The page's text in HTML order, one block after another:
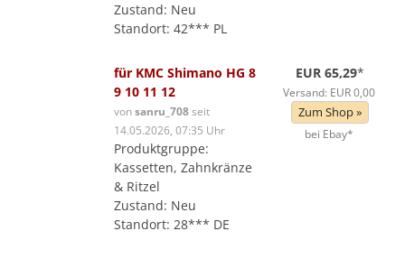
Zustand: Neu
Standort: 42*** PL
für KMC Shimano HG 8
9 10 11 12
vonsanru_708seit
14.05.2026, 07:35 Uhr
Produktgruppe:
Kassetten, Zahnkränze
& Ritzel
Zustand: Neu
Standort: 28*** DE
EUR 65,29*
Versand: EUR 0,00
Zum Shop »
bei Ebay*